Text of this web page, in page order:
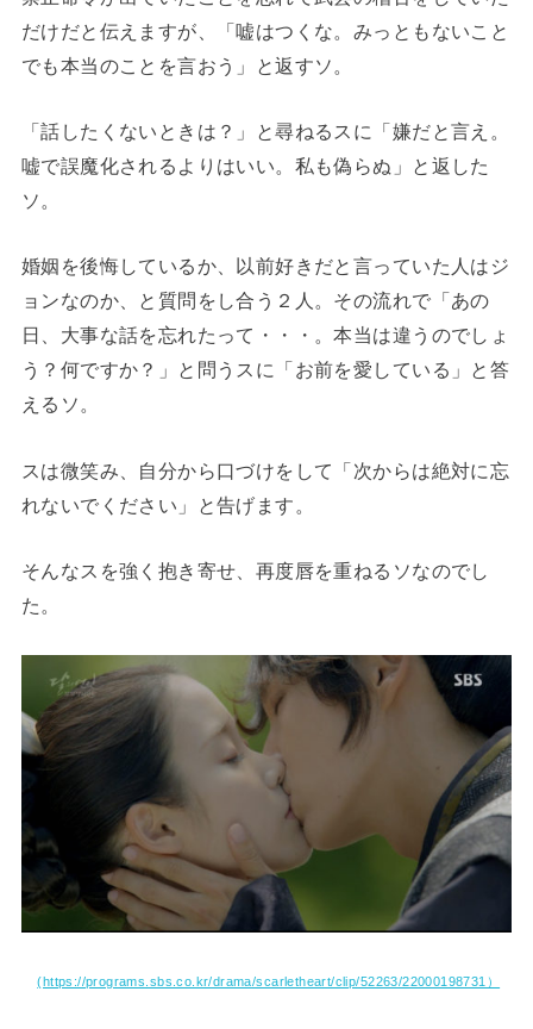
だけだと伝えますが、「嘘はつくな。みっともないこと
でも本当のことを言おう」と返すソ。
「話したくないときは？」と尋ねるスに「嫌だと言え。
嘘で誤魔化されるよりはいい。私も偽らぬ」と返した
ソ。
婚姻を後悔しているか、以前好きだと言っていた人はジ
ョンなのか、と質問をし合う２人。その流れで「あの
日、大事な話を忘れたって・・・。本当は違うのでしょ
う？何ですか？」と問うスに「お前を愛している」と答
えるソ。
スは微笑み、自分から口づけをして「次からは絶対に忘
れないでください」と告げます。
そんなスを強く抱き寄せ、再度唇を重ねるソなのでし
た。
(https://programs.sbs.co.kr/drama/scarletheart/clip/52263/22000198731）